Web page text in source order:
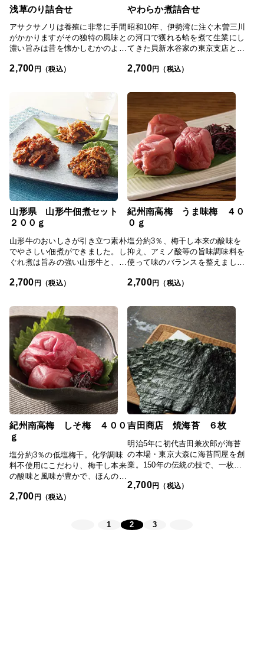
浅草のり詰合せ
アサクサノリは養殖に非常に手間
がかかりますがその独特の風味と
濃い旨みは昔を懐かしむかのよう
2,700 円（税込）
やわらか煮詰合せ
昭和10年、伊勢湾に注ぐ木曽三川
の河口で獲れる蛤を煮て生業にし
てきた貝新水谷家の東京支店とし
作り続けています。
2,700円（税込）
山形県 山形牛佃煮セット
２００ｇ
山形牛のおいしさが引き立つ素朴
でやさしい佃煮ができました。し
ぐれ煮は旨みの強い山形牛と、山
に仕上げております。またそぼろ
上げました。「日本の極み」TOP
へ
2,700 円（税込）
紀州南高梅 うま味梅 ４０
０ｇ
塩分約3％、梅干し本来の酸味を
抑え、アミノ酸等の旨味調味料を
使って味のバランスを整えまし
すっきりとしたその風味が口の中
TOPへ#新着商品
2,700円（税込）
紀州南高梅 しそ梅 ４００
ｇ
塩分約3％の低塩梅干。化学調味
料不使用にこだわり、梅干し本来
の酸味と風味が豊かで、ほんのり
本の極み」TOPへ#新着商品
2,700円（税込）
吉田商店 焼海苔 ６枚
明治5年に初代吉田兼次郎が海苔
の本場・東京大森に海苔問屋を創
業。150年の伝統の技で、一枚一
も高級料亭や寿司店などで重宝さ
伊勢湾で採れた物の中でも1％に
も満たない、吉田商店の目利きが
2,700円（税込）
1 2 3